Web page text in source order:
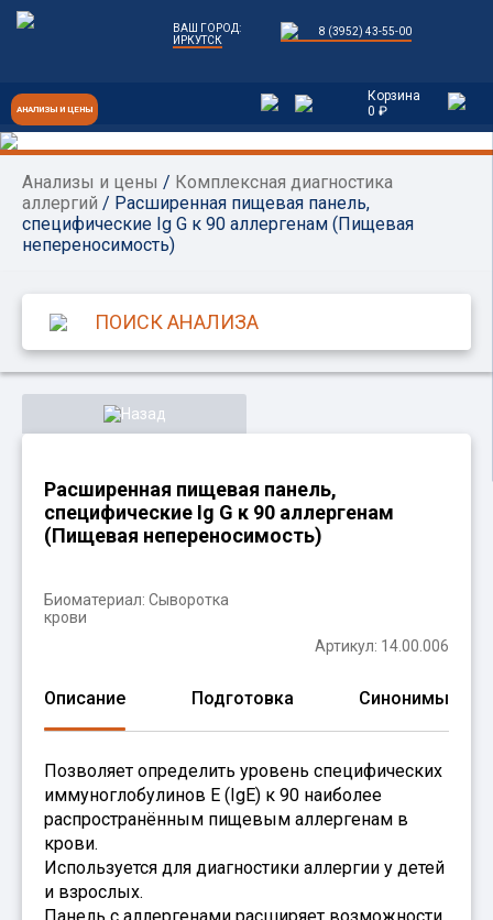
АНАЛИЗЫ И ЦЕНЫ
ВАШ ГОРОД:
ИРКУТСК
8 (3952) 43-55-00
Корзина
0 ₽
Анализы и цены / Комплексная диагностика
аллергий / Расширенная пищевая панель,
специфические Ig G к 90 аллергенам (Пищевая
непереносимость)
Назад
Расширенная пищевая панель,
специфические Ig G к 90 аллергенам
(Пищевая непереносимость)
Биоматериал: Сыворотка
крови
Артикул: 14.00.006
Описание Подготовка Синонимы
Позволяет определить уровень специфических
иммуноглобулинов E (IgE) к 90 наиболее
распространённым пищевым аллергенам в
крови.
Используется для диагностики аллергии у детей
и взрослых.